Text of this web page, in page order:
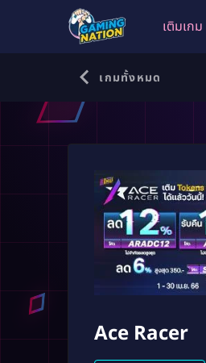
เติมเกม
เกมทั้งหมด
Ace Racer